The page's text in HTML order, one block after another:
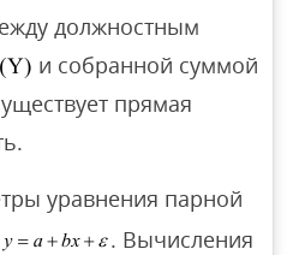
должностным
и собранной суммой
прямая
уравнения парной
. Вычисления